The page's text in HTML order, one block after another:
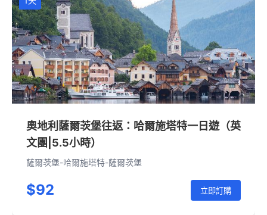
奧地利薩爾茨堡往返：哈爾施塔特一日遊（英
文團|5.5小時）
薩爾茨堡-哈爾施塔特-薩爾茨堡
$92 立即訂購